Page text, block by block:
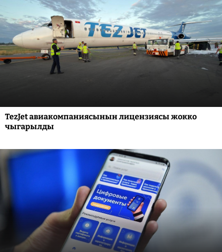
TezJet авиакомпаниясынын лицензиясы жокко
чыгарылды